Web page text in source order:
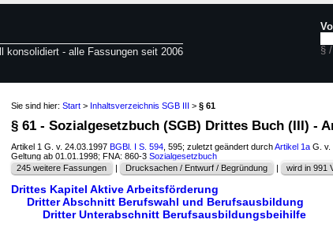
konsolidiert - alle Fassungen seit 2006 §
Sie sind hier: Start > Inhaltsverzeichnis SGB III > § 61
§ 61 - Sozialgesetzbuch (SGB) Drittes Buch (III) -
Artikel 1 G. v. 24.03.1997 BGBl. I S. 594 , 595; zuletzt geändert durchArtikel 1a G. v.
Geltung ab 01.01.1998; FNA: 860-3 Sozialgesetzbuch
245 weitere Fassungen
| Drucksachen / Entwurf / Begründung | wird in 991
Drittes Kapitel Aktive Arbeitsförderung
Dritter Abschnitt Berufswahl und Berufsausbildung
Dritter Unterabschnitt Berufsausbildungsbeihilfe